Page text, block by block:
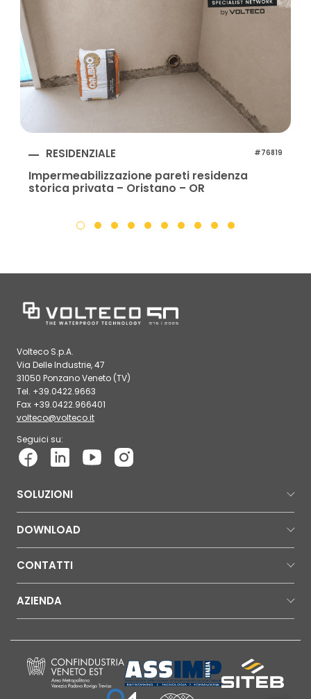
RESIDENZIALE #76819
Impermeabilizzazione pareti residenza
storica privata – Oristano – OR
Volteco S.p.A.
Via Delle Industrie, 47
31050 Ponzano Veneto (TV)
Tel. +39.0422.9663
Fax +39.0422.966401
volteco@volteco.it
Seguici su:
SOLUZIONI
DOWNLOAD
CONTATTI
AZIENDA